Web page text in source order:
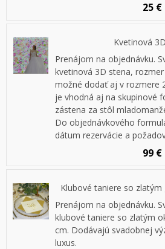
25 €
Kvetinová
Prenájom na objednávku.
kvetinová 3D stena, rozmer
možné dodať aj v rozmere
je vhodná aj na skupinové
zástena za stôl
Do objednávkového
dátum rezervácie a
99 €
Klubové taniere so
Prenájom na objednávku.
klubové taniere so zlatým
cm. Dodávajú svadobnej
luxus.